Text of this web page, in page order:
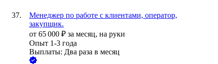
Менеджер по работе с клиентами, оператор,
закупщик.
от 65 000 ₽ за месяц, на руки
Опыт 1-3 года
Выплаты: Два раза в месяц